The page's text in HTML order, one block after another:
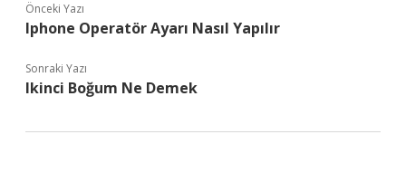
Önceki Yazı
Iphone Operatör Ayarı Nasıl Yapılır
Sonraki Yazı
Ikinci Boğum Ne Demek